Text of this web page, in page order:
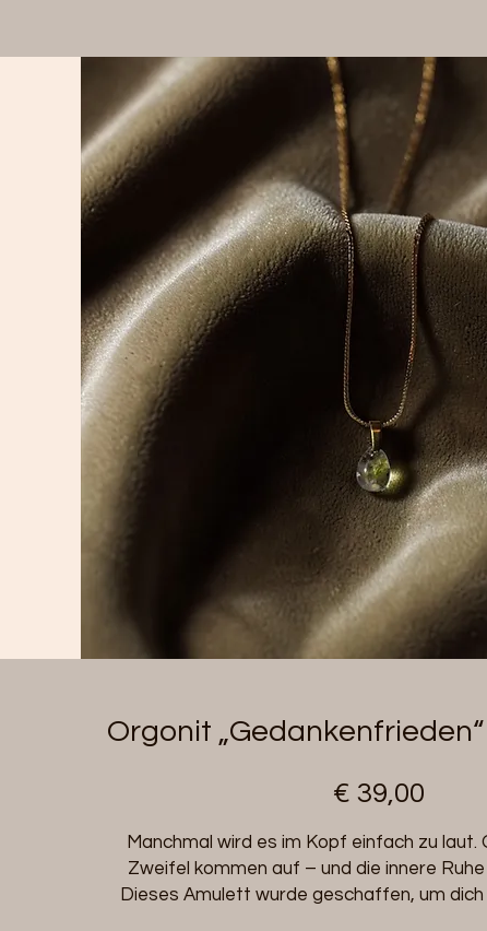
Orgonit
€ 39,00Preis
Manchmal wird es im Kopf einfach zu laut.
Zweifel kommen auf – und die innere
Dieses Amulett wurde geschaffen, um